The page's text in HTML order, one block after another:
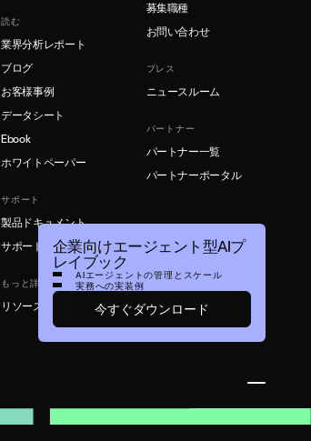
読む
業界分析レポート
ブログ
お客様事例
データシート
Ebook
ホワイトペーパー
サポート
製品ドキュメント
サポート
もっと詳しく
リソースライブラリ
募集職種
お問い合わせ
プレス
ニュースルーム
パートナー
パートナー一覧
パートナーポータル
企業向けエージェント型AIプ
レイブック
AIエージェントの管理とスケール
実務への実装例
今すぐダウンロード